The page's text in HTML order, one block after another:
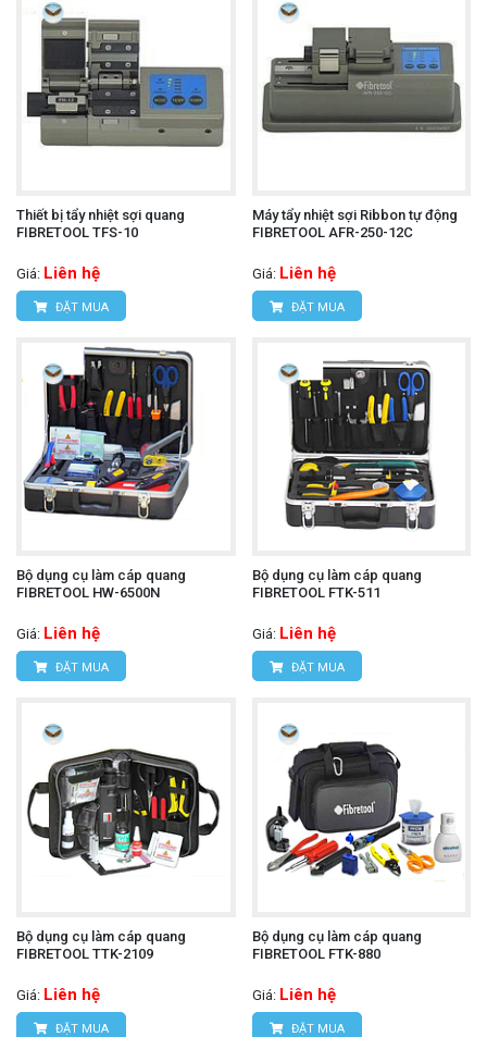
Thiết bị tẩy nhiệt sợi quang
FIBRETOOL TFS-10
Giá: Liên hệ
ĐẶT MUA
Máy tẩy nhiệt sợi Ribbon tự động
FIBRETOOL AFR-250-12C
Giá: Liên hệ
ĐẶT MUA
Bộ dụng cụ làm cáp quang
FIBRETOOL HW-6500N
Giá: Liên hệ
ĐẶT MUA
Bộ dụng cụ làm cáp quang
FIBRETOOL FTK-511
Giá: Liên hệ
ĐẶT MUA
Bộ dụng cụ làm cáp quang
FIBRETOOL TTK-2109
Giá: Liên hệ
ĐẶT MUA
Bộ dụng cụ làm cáp quang
FIBRETOOL FTK-880
Giá: Liên hệ
ĐẶT MUA